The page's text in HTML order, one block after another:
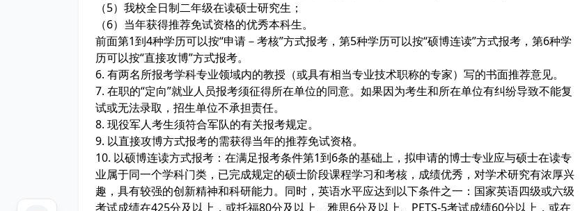
（5）我校全日制二年级在读硕士研究生；
（6）当年获得推荐免试资格的优秀本科生。
前面第1到4种学历可以按“申请－考核”方式报考，第5种学历可以按“硕博连读”方式报考，第6种学
历可以按“直接攻博”方式报考。
6. 有两名所报考学科专业领域内的教授（或具有相当专业技术职称的专家）写的书面推荐意见。
7. 在职的“定向”就业人员报考须征得所在单位的同意。如果因为考生和所在单位有纠纷导致不能复
试或无法录取，招生单位不承担责任。
8. 现役军人考生须符合军队的有关报考规定。
9. 以直接攻博方式报考的需获得当年的推荐免试资格。
10. 以硕博连读方式报考：在满足报考条件第1到6条的基础上，拟申请的博士专业应与硕士在读专
业属于同一个学科门类，已完成规定的硕士阶段课程学习和考核，成绩优秀，对学术研究有浓厚兴
趣，具有较强的创新精神和科研能力。同时，英语水平应达到以下条件之一：国家英语四级或六级
考试成绩在425分及以上，或托福80分及以上、雅思6分及以上、PETS-5考试成绩60分以上，或在